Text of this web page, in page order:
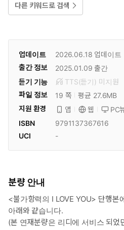
다른 키워드로 검색
업데이트 2026.06.18 업데이트
출간 정보
2025.01.09 출간
듣기 기능
TTS(듣기) 미 지원
파일 정보
19 쪽
평균 27.6MB
지원 환경
앱 웹 PC
ISBN
9791137367616
UCI
-
분량 안내
<불가항력의 I LOVE YOU> 단행본
아래와 같습니다.
(본 연재분량은 리디에 서비스 되었